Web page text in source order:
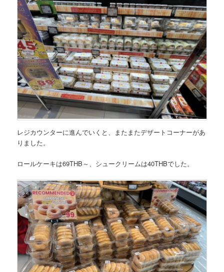
レジカウンターに進んでいくと、またまたデザートコーナーがあ
りました。
ロールケーキは69THB～、シュークリームは40THBでした。